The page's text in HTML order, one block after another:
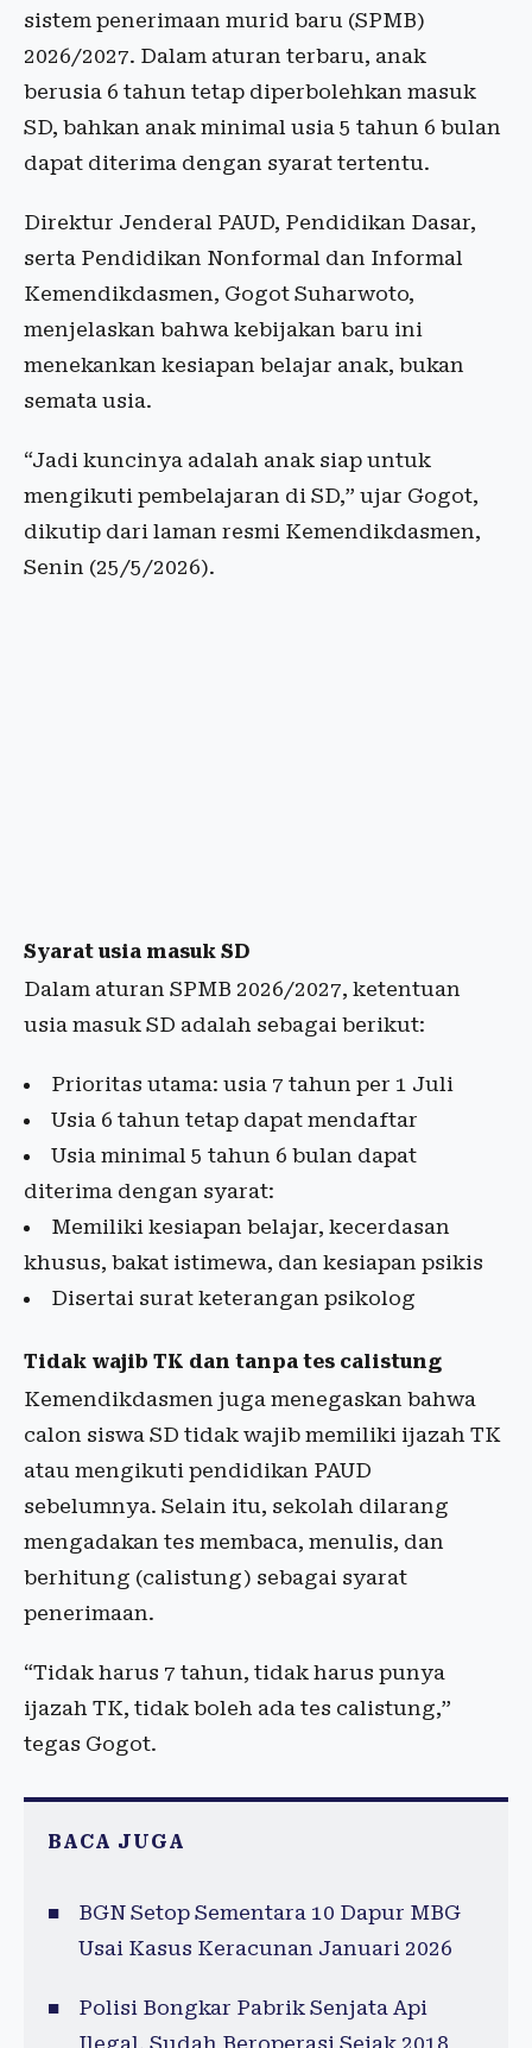
sistem penerimaan murid baru (SPMB)
2026/2027. Dalam aturan terbaru, anak
berusia 6 tahun tetap diperbolehkan masuk
SD, bahkan anak minimal usia 5 tahun 6 bulan
dapat diterima dengan syarat tertentu.
Direktur Jenderal PAUD, Pendidikan Dasar,
serta Pendidikan Nonformal dan Informal
Kemendikdasmen, Gogot Suharwoto,
menjelaskan bahwa kebijakan baru ini
menekankan kesiapan belajar anak, bukan
semata usia.
“Jadi kuncinya adalah anak siap untuk
mengikuti pembelajaran di SD,” ujar Gogot,
dikutip dari laman resmi Kemendikdasmen,
Senin (25/5/2026).
Syarat usia masuk SD
Dalam aturan SPMB 2026/2027, ketentuan
usia masuk SD adalah sebagai berikut:
Prioritas utama: usia 7 tahun per 1 Juli
Usia 6 tahun tetap dapat mendaftar
Usia minimal 5 tahun 6 bulan dapat
diterima dengan syarat:
Memiliki kesiapan belajar, kecerdasan
khusus, bakat istimewa, dan kesiapan psikis
Disertai surat keterangan psikolog
Tidak wajib TK dan tanpa tes calistung
Kemendikdasmen juga menegaskan bahwa
calon siswa SD tidak wajib memiliki ijazah TK
atau mengikuti pendidikan PAUD
sebelumnya. Selain itu, sekolah dilarang
mengadakan tes membaca, menulis, dan
berhitung (calistung) sebagai syarat
penerimaan.
“Tidak harus 7 tahun, tidak harus punya
ijazah TK, tidak boleh ada tes calistung,”
tegas Gogot.
BACA JUGA
BGN Setop Sementara 10 Dapur MBG
Usai Kasus Keracunan Januari 2026
Polisi Bongkar Pabrik Senjata Api
Ilegal, Sudah Beroperasi Sejak 2018